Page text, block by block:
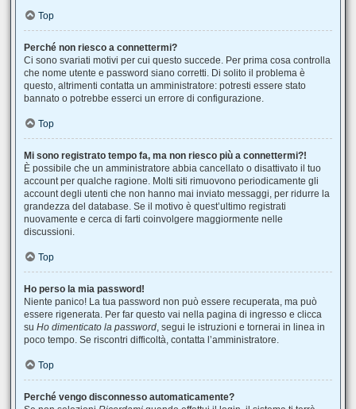
Top
Perché non riesco a connettermi?
Ci sono svariati motivi per cui questo succede. Per prima cosa controlla
che nome utente e password siano corretti. Di solito il problema è
questo, altrimenti contatta un amministratore: potresti essere stato
bannato o potrebbe esserci un errore di configurazione.
Top
Mi sono registrato tempo fa, ma non riesco più a connettermi?!
È possibile che un amministratore abbia cancellato o disattivato il tuo
account per qualche ragione. Molti siti rimuovono periodicamente gli
account degli utenti che non hanno mai inviato messaggi, per ridurre la
grandezza del database. Se il motivo è quest’ultimo registrati
nuovamente e cerca di farti coinvolgere maggiormente nelle
discussioni.
Top
Ho perso la mia password!
Niente panico! La tua password non può essere recuperata, ma può
essere rigenerata. Per far questo vai nella pagina di ingresso e clicca
su Ho dimenticato la password, segui le istruzioni e tornerai in linea in
poco tempo. Se riscontri difficoltà, contatta l’amministratore.
Top
Perché vengo disconnesso automaticamente?